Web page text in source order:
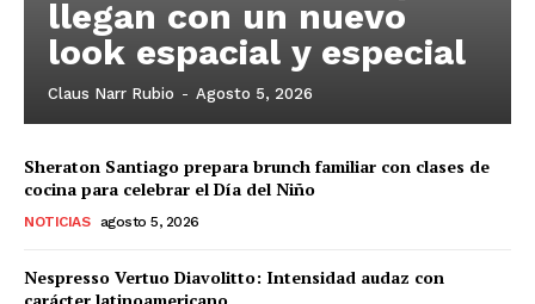
llegan con un nuevo
look espacial y especial
Claus Narr Rubio - Agosto 5, 2026
Sheraton Santiago prepara brunch familiar con clases de
cocina para celebrar el Día del Niño
NOTICIAS agosto 5, 2026
Nespresso Vertuo Diavolitto: Intensidad audaz con